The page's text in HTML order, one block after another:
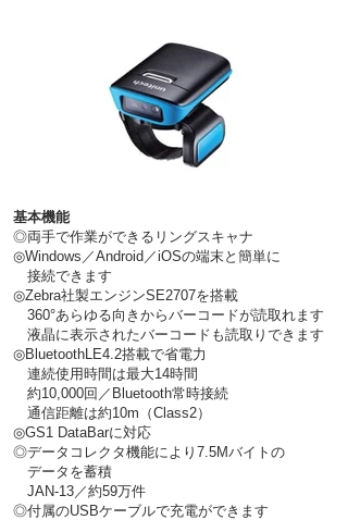
基本機能
◎両手で作業ができるリングスキャナ
◎Windows／Android／iOSの端末と 簡単に
接続できます
◎Zebra社製エンジンSE2707を搭載
360°あらゆる向きからバーコードが読取れます
液晶に表示されたバーコードも読取りできます
◎BluetoothLE4.2搭載で省電力
連続使用時間は最大14時間
約10,000回／Bluetooth常時接続
通信距離は約10m（Class2）
◎GS1 DataBarに対応
◎データコレクタ機能により7.5Mバイトの
データを蓄積
JAN-13／約59万件
◎付属のUSBケーブルで充電ができます